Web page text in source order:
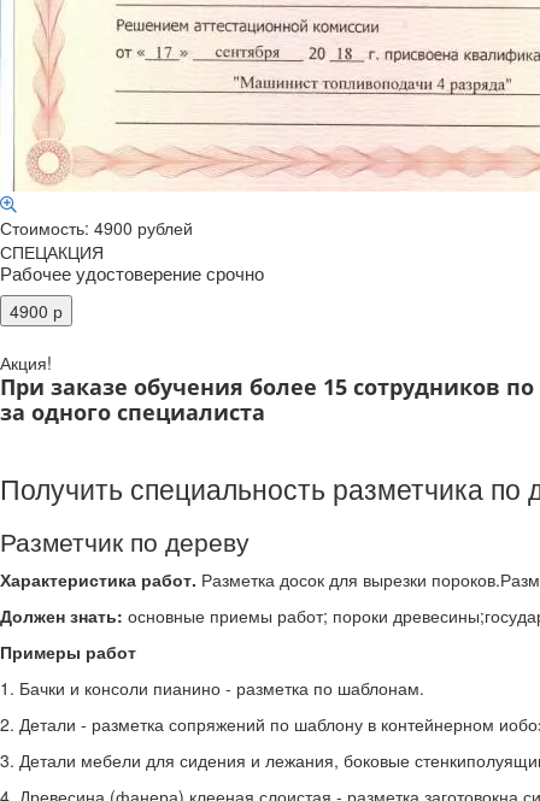
Стоимость: 4900 рублей
СПЕЦАКЦИЯ
Рабочее удостоверение срочно
Акция!
При заказе обучения более 15 сотрудников
за одного специалиста
Получить специальность разметчика по
Разметчик по дереву
Характеристика работ. Разметка досок для вырезки
Должен знать: основные приемы работ; пороки
Примеры работ
1. Бачки и консоли пианино - разметка по шаблонам.
2. Детали - разметка сопряжений по шаблону в контейнерном
3. Детали мебели для сидения и лежания, боковые
4. Древесина (фанера) клееная слоистая - разметка заготовокна